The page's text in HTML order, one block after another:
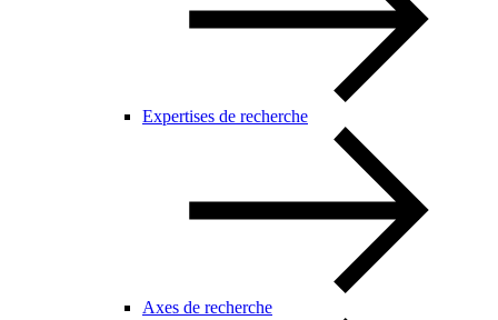
Expertises de recherche
Axes de recherche